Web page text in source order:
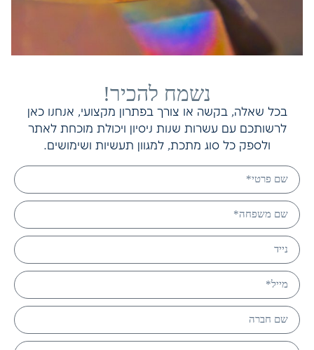
נשמח להכיר!
בכל שאלה, בקשה או צורך בפתרון מקצועי, אנחנו כאן
לרשותכם עם עשרות שנות ניסיון ויכולת מוכחת לאתר
ולספק כל סוג מתכת, למגוון תעשיות ושימושים.